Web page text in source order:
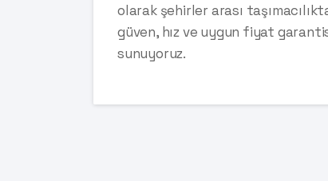
olarak şehirler arası
güven, hız ve uygun fiyat
sunuyoruz.